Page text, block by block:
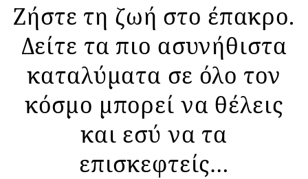
Ζήστε τη ζωή στο έπακρο.
Δείτε τα πιο ασυνήθιστα
καταλύματα σε όλο τον
κόσμο μπορεί να θέλεις
και εσύ να τα
επισκεφτείς…